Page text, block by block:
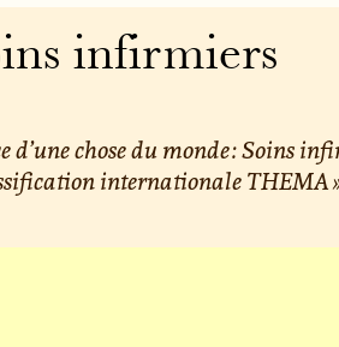
infirmiers
d’une chose du monde : Soins
internationale THEMA